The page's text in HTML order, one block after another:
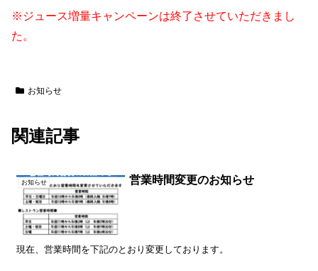
※ジュース増量キャンペーンは終了させていただきまし
た。
お知らせ
関連記事
お知らせ 営業時間変更のお知らせ
現在、営業時間を下記のとおり変更しております。